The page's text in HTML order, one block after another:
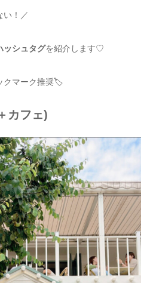
い！／
ッシュタグを紹介します♡
クマーク推奨🏷
カフェ)